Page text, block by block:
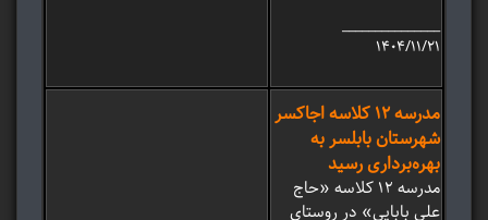
_______________
۱۴۰۴/۱۱/۲۱
مدرسه 12 کلاسه اجاکسر
شهرستان بابلسر به
بهره‌برداری رسید
مدرسه 12 کلاسه «حاج
علی‌ بابایی» در روستای